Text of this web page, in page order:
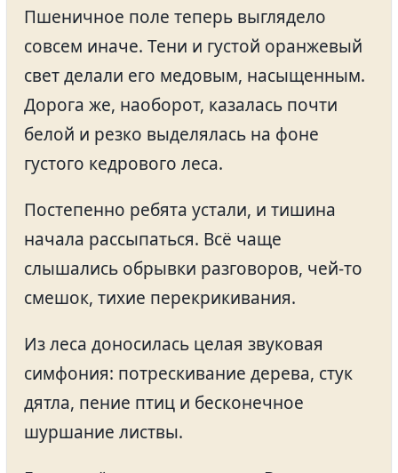
Пшеничное поле теперь выглядело
совсем иначе. Тени и густой оранжевый
свет делали его медовым, насыщенным.
Дорога же, наоборот, казалась почти
белой и резко выделялась на фоне
густого кедрового леса.
Постепенно ребята устали, и тишина
начала рассыпаться. Всё чаще
слышались обрывки разговоров, чей-то
смешок, тихие перекрикивания.
Из леса доносилась целая звуковая
симфония: потрескивание дерева, стук
дятла, пение птиц и бесконечное
шуршание листвы.